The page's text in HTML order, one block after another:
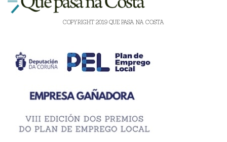
COPYRIGHT 2019 QUE PASA NA COSTA